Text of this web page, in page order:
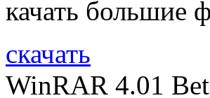
качать большие
скачать
WinRAR 4.01